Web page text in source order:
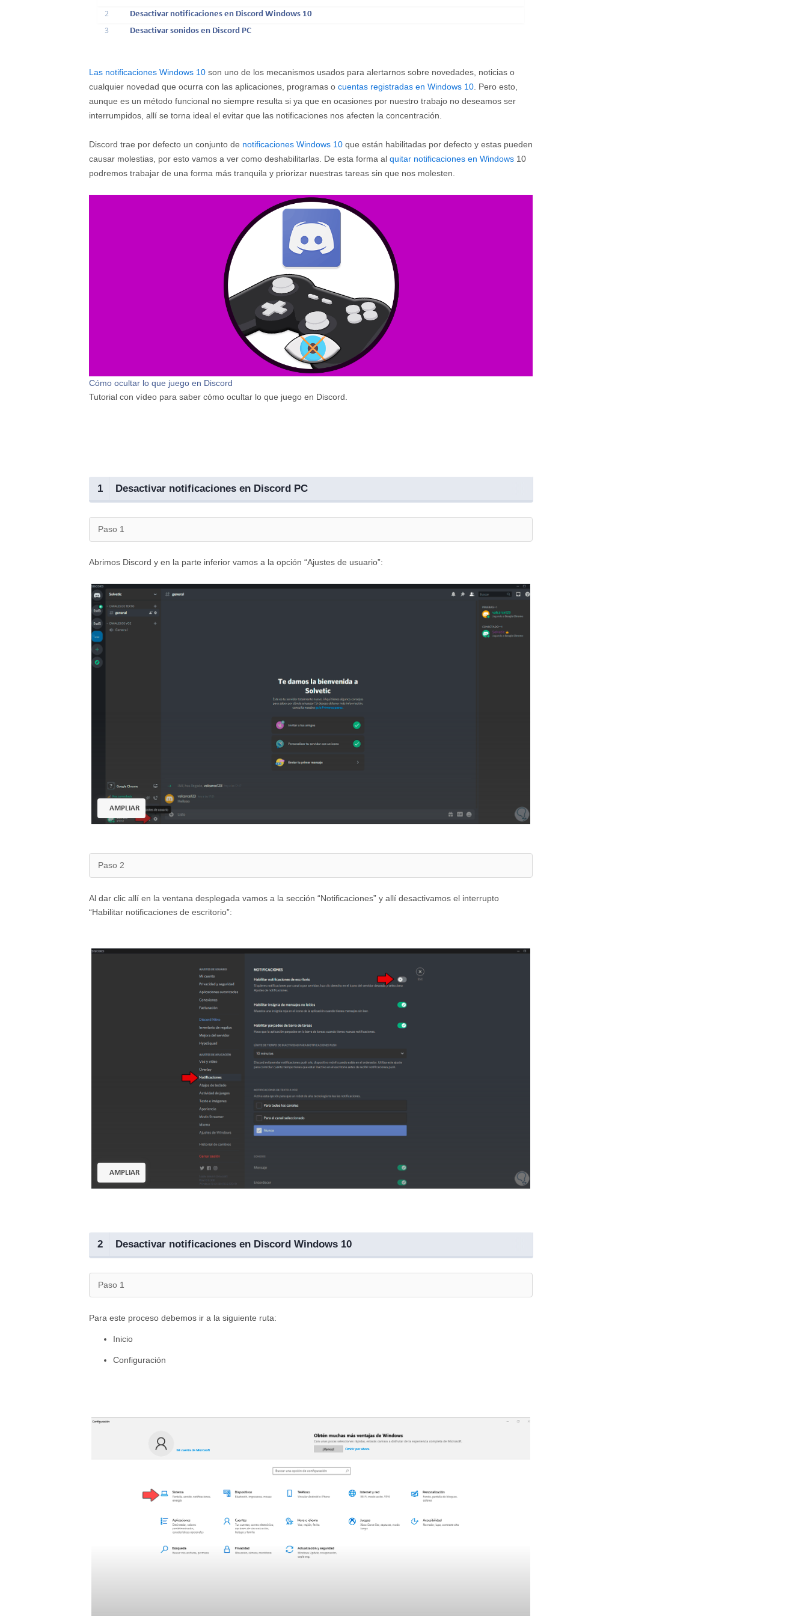
2
Desactivar notificaciones en Discord Windows 10
3
Desactivar sonidos en Discord PC
Las notificaciones Windows 10 son uno de los mecanismos usados para alertarnos sobre novedades, noticias o
cualquier novedad que ocurra con las aplicaciones, programas o cuentas registradas en Windows 10. Pero esto,
aunque es un método funcional no siempre resulta si ya que en ocasiones por nuestro trabajo no deseamos ser
interrumpidos, allí se torna ideal el evitar que las notificaciones nos afecten la concentración.
Discord trae por defecto un conjunto de notificaciones Windows 10 que están habilitadas por defecto y estas pueden
causar molestias, por esto vamos a ver como deshabilitarlas. De esta forma al quitar notificaciones en Windows 10
podremos trabajar de una forma más tranquila y priorizar nuestras tareas sin que nos molesten.
Cómo ocultar lo que juego en Discord
Tutorial con vídeo para saber cómo ocultar lo que juego en Discord.
1 Desactivar notificaciones en Discord PC
Paso 1
Abrimos Discord y en la parte inferior vamos a la opción “Ajustes de usuario”:
AMPLIAR
Paso 2
Al dar clic allí en la ventana desplegada vamos a la sección “Notificaciones” y allí desactivamos el interrupto
“Habilitar notificaciones de escritorio”:
AMPLIAR
2 Desactivar notificaciones en Discord Windows 10
Paso 1
Para este proceso debemos ir a la siguiente ruta:
Inicio
Configuración